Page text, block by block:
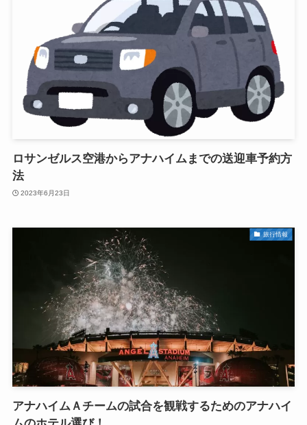
ロサンゼルス空港からアナハイムまでの送迎車予約方
法
2023年6月23日
旅行情報
アナハイムＡチームの試合を観戦するためのアナハイ